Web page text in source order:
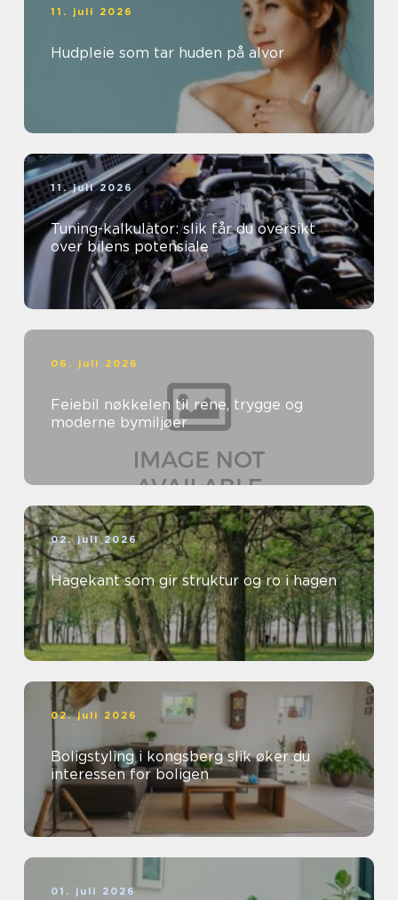
11. juli 2026
Hudpleie som tar huden på alvor
11. juli 2026
Tuning-kalkulator: slik får du oversikt
over bilens potensiale
06. juli 2026
Feiebil nøkkelen til rene, trygge og
moderne bymiljøer
02. juli 2026
Hagekant som gir struktur og ro i hagen
02. juli 2026
Boligstyling i kongsberg slik øker du
interessen for boligen
01. juli 2026